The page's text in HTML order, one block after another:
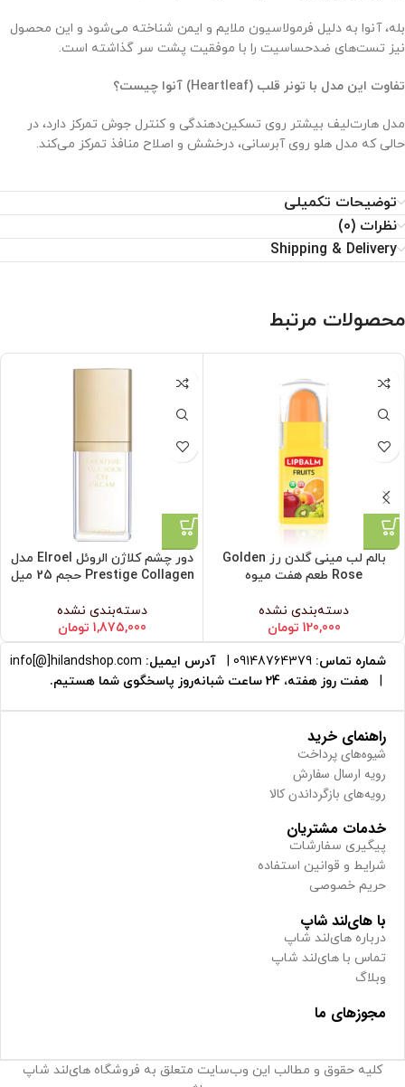
بله، آنوا به دلیل فرمولاسیون ملایم و ایمن شناخته می‌شود و این محصول
نیز تست‌های ضدحساسیت را با موفقیت پشت سر گذاشته است.
تفاوت این مدل با تونر قلب (Heartleaf) آنوا چیست؟
مدل هارت‌لیف بیشتر روی تسکین‌دهندگی و کنترل جوش تمرکز دارد، در
حالی که مدل هلو روی آبرسانی، درخشش و اصلاح منافذ تمرکز می‌کند.
توضیحات تکمیلی
نظرات (0)
Shipping & Delivery
محصولات مرتبط
بالم لب مینی گلدن رز Golden
Rose طعم هفت میوه
دسته‌بندی نشده
120,000 تومان
دور چشم کلاژن الروئل Elroel مدل
Prestige Collagen حجم 25 میل
دسته‌بندی نشده
1,875,000 تومان
شماره تماس: 09148764379
| آدرس ایمیل: info[@]hilandshop.com
|
هفت روز هفته، 24 ساعت شبانه‌روز پاسخگوی شما هستیم.
راهنمای خرید
شیوه‌های پرداخت
رویه ارسال سفارش
رویه‌های بازگرداندن کالا
خدمات مشتریان
پیگیری سفارشات
شرایط و قوانین استفاده
حریم خصوصی
با های‌لند شاپ
درباره های‌لند شاپ
تماس با های‌لند شاپ
وبلاگ
مجوزهای ما
کلیه حقوق و مطالب این وب‌سایت متعلق به فروشگاه های‌لند شاپ